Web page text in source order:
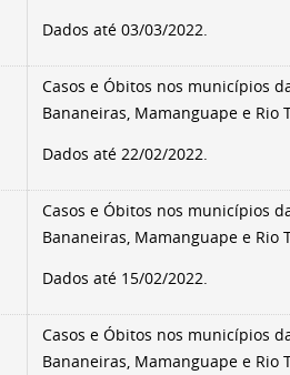
Dados até 03/03/2022.
Casos e Óbitos nos municípios
Bananeiras, Mamanguape e Rio
Dados até 22/02/2022.
Casos e Óbitos nos municípios
Bananeiras, Mamanguape e Rio
Dados até 15/02/2022.
Casos e Óbitos nos municípios
Bananeiras, Mamanguape e Rio